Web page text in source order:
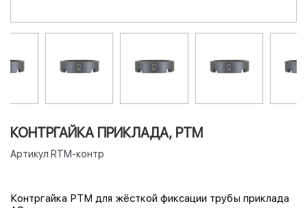
КОНТРГАЙКА ПРИКЛАДА, РТМ
Артикул RTM-контр
Контргайка РТМ для жёсткой фиксации трубы приклада